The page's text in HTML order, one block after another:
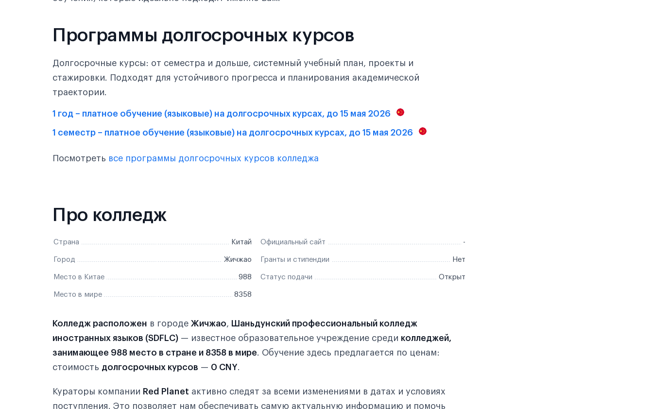
Программы долгосрочных курсов
Долгосрочные курсы: от семестра и дольше, системный учебный план, проекты и
стажировки. Подходят для устойчивого прогресса и планирования академической
траектории.
1 год – платное обучение (языковые) на долгосрочных курсах, до 15 мая 2026
1 семестр – платное обучение (языковые) на долгосрочных курсах, до 15 мая 2026
Посмотреть все программы долгосрочных курсов колледжа
Про колледж
Страна Китай Официальный сайт -
Город Жичжао Гранты и стипендии Нет
Место в Китае 988 Статус подачи Открыт
Место в мире 8358
Колледж расположен в городе Жичжао, Шаньдунский профессиональный колледж
иностранных языков (SDFLC) — известное образовательное учреждение среди колледжей,
занимающее 988 место в стране и 8358 в мире. Обучение здесь предлагается по ценам:
стоимость долгосрочных курсов — 0 CNY.
Кураторы компании Red Planet активно следят за всеми изменениями в датах и условиях
поступления. Это позволяет нам обеспечивать самую актуальную информацию и помочь